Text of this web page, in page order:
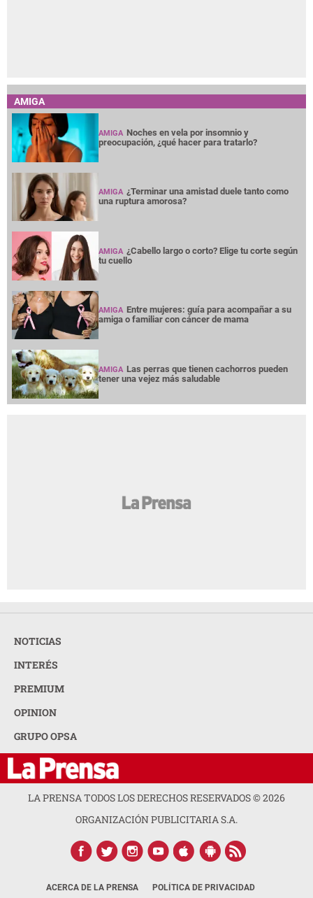
AMIGA
AMIGA Noches en vela por insomnio y
preocupación, ¿qué hacer para tratarlo?
AMIGA ¿Terminar una amistad duele tanto como
una ruptura amorosa?
AMIGA ¿Cabello largo o corto? Elige tu corte según
tu cuello
AMIGA Entre mujeres: guía para acompañar a su
amiga o familiar con cáncer de mama
AMIGA Las perras que tienen cachorros pueden
tener una vejez más saludable
NOTICIAS
INTERÉS
PREMIUM
OPINION
GRUPO OPSA
LA PRENSA TODOS LOS DERECHOS RESERVADOS ©2026
ORGANIZACIÓN PUBLICITARIA S.A.
ACERCA DE LA PRENSA POLÍTICA DE PRIVACIDAD